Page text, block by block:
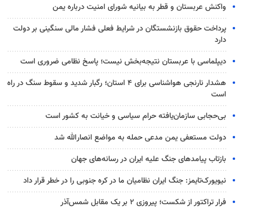
واکنش عربستان و قطر به بیانیه شورای امنیت درباره یمن
پرداخت حقوق بازنشستگان در شرایط فعلی فشار مالی سنگینی بر دولت
دارد
دیپلماسی با عربستان نتیجه‌بخش نیست؛ پاسخ نظامی ضروری است
هشدار نارنجی هواشناسی برای ۴ استان؛ رگبار شدید و سقوط سنگ در راه
است
بی‌حجابی سازمان‌یافته حرام سیاسی و خیانت به کشور است
دولت مستعفی یمن مدعی حمله به مواضع انصارالله شد
بازتاب پیامدهای جنگ علیه ایران در رسانه‌های جهان
نیویورک‌تایمز: جنگ ایران نظامیان ما در کره جنوبی را در خطر قرار داد
فرار تراکتور از شکست؛ پیروزی ۲ بر یک مقابل شمس‌آذر